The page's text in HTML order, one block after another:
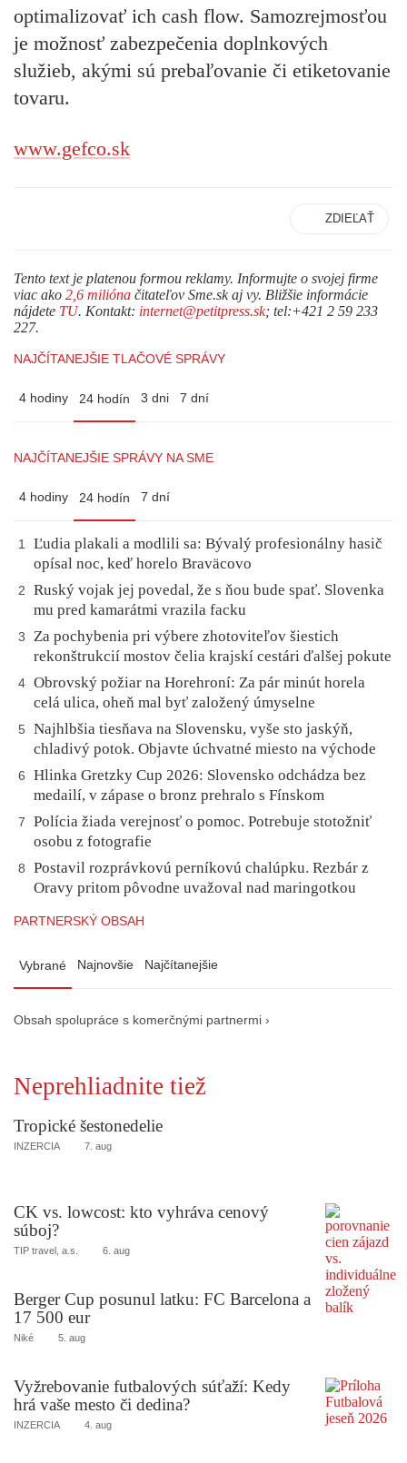
optimalizovať ich cash flow. Samozrejmosťou
je možnosť zabezpečenia doplnkových
služieb, akými sú prebaľovanie či etiketovanie
tovaru.
www.gefco.sk
ZDIEĽAŤ
Tento text je platenou formou reklamy. Informujte o svojej firme
viac ako 2,6 milióna čitateľov Sme.sk aj vy. Bližšie informácie
nájdete TU. Kontakt: internet@petitpress.sk; tel:+421 2 59 233
227.
NAJČÍTANEJŠIE TLAČOVÉ SPRÁVY
4 hodiny 24 hodín 3 dni 7 dní
NAJČÍTANEJŠIE SPRÁVY NA SME
4 hodiny 24 hodín 7 dní
1
Ľudia plakali a modlili sa: Bývalý profesionálny hasič
opísal noc, keď horelo Braväcovo
2
Ruský vojak jej povedal, že s ňou bude spať. Slovenka
mu pred kamarátmi vrazila facku
3
Za pochybenia pri výbere zhotoviteľov šiestich
rekonštrukcií mostov čelia krajskí cestári ďalšej pokute
4 Obrovský požiar na Horehroní: Za pár minút horela
celá ulica, oheň mal byť založený úmyselne
5
Najhlbšia tiesňava na Slovensku, vyše sto jaskýň,
chladivý potok. Objavte úchvatné miesto na východe
6
Hlinka Gretzky Cup 2026: Slovensko odchádza bez
medailí, v zápase o bronz prehralo s Fínskom
7
Polícia žiada verejnosť o pomoc. Potrebuje stotožniť
osobu z fotografie
8
Postavil rozprávkovú perníkovú chalúpku. Rezbár z
Oravy pritom pôvodne uvažoval nad maringotkou
PARTNERSKÝ OBSAH
Vybrané Najnovšie Najčítanejšie
Obsah spolupráce s komerčnými partnermi ›
Neprehliadnite tiež
Tropické šestonedelie
INZERCIA 7. aug
CK vs. lowcost: kto vyhráva cenový
súboj?
TIP travel, a.s. 6. aug
Berger Cup posunul latku: FC Barcelona a
17 500 eur
Niké 5. aug
Vyžrebovanie futbalových súťaží: Kedy
hrá vaše mesto či dedina?
INZERCIA 4. aug